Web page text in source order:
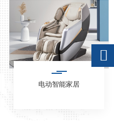
电动智能家居
详情